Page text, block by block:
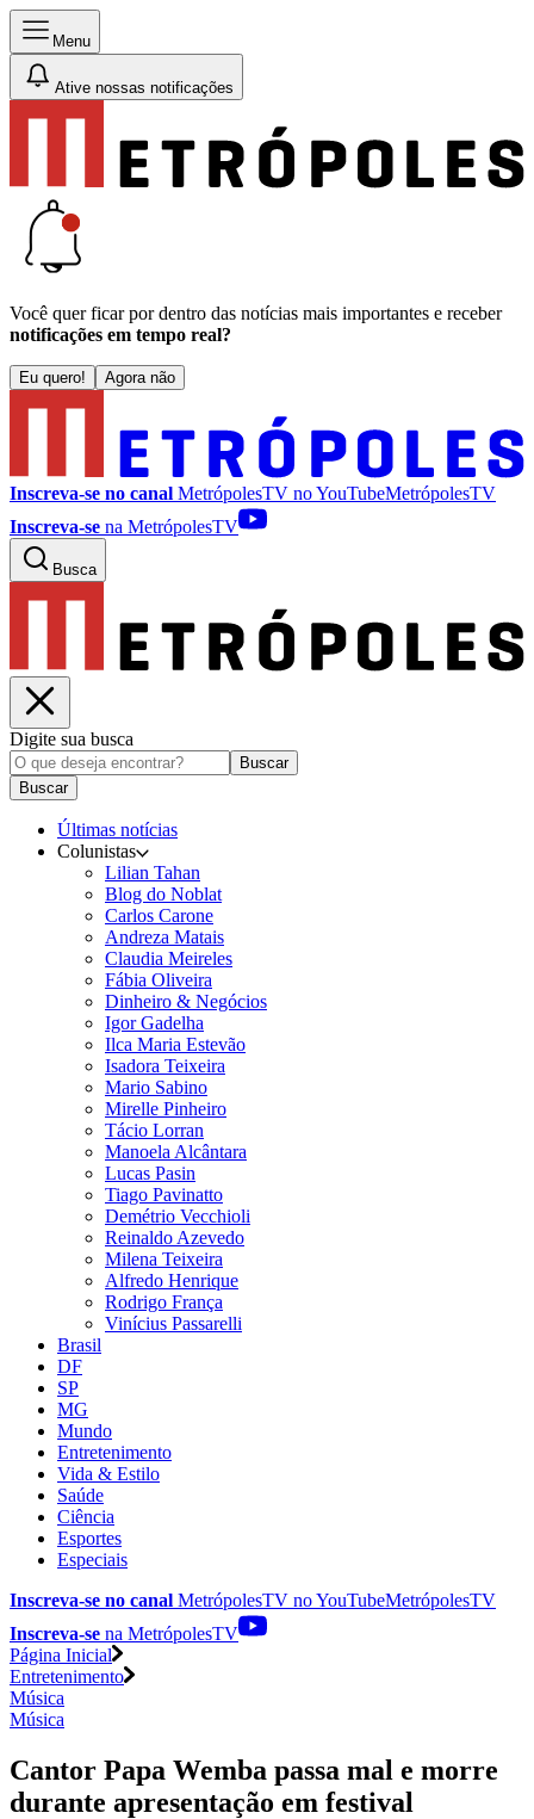
Menu
Ative nossas notificações
Você quer ficar por dentro das notícias mais importantes e receber
notificações em tempo real?
Eu quero! Agora não
Inscreva-se no canal MetrópolesTV noYouTubeMetrópolesTV
Inscreva-se na MetrópolesTV
Busca
Digite sua busca
Buscar
Buscar
Últimas notícias
Colunistas
Lilian Tahan
Blog do Noblat
Carlos Carone
Andreza Matais
Claudia Meireles
Fábia Oliveira
Dinheiro & Negócios
Igor Gadelha
Ilca Maria Estevão
Isadora Teixeira
Mario Sabino
Mirelle Pinheiro
Tácio Lorran
Manoela Alcântara
Lucas Pasin
Tiago Pavinatto
Demétrio Vecchioli
Reinaldo Azevedo
Milena Teixeira
Alfredo Henrique
Rodrigo França
Vinícius Passarelli
Brasil
DF
SP
MG
Mundo
Entretenimento
Vida & Estilo
Saúde
Ciência
Esportes
Especiais
Inscreva-se no canal MetrópolesTV noYouTubeMetrópolesTV
Inscreva-se na MetrópolesTV
Página Inicial
Entretenimento
Música
Música
Cantor Papa Wemba passa mal e morre
durante apresentação em festival